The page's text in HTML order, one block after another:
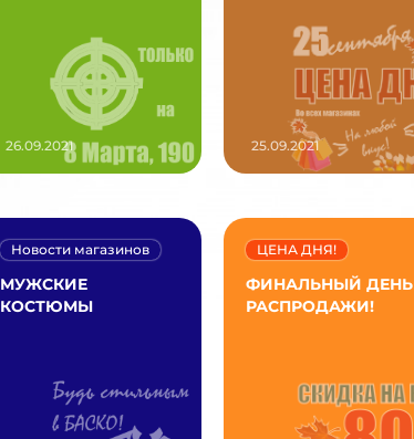
26.09.2021 25.09.2021
МУЖСКИЕ
КОСТЮМЫ
Новости магазинов
ФИНАЛЬНЫЙ ДЕНЬ
РАСПРОДАЖИ!
ЦЕНА ДНЯ!